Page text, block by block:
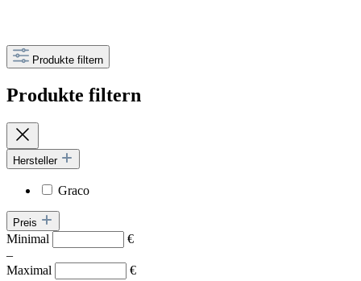
Produkte filtern
Produkte filtern
Hersteller
Graco
Preis
Minimal
€
–
Maximal
€